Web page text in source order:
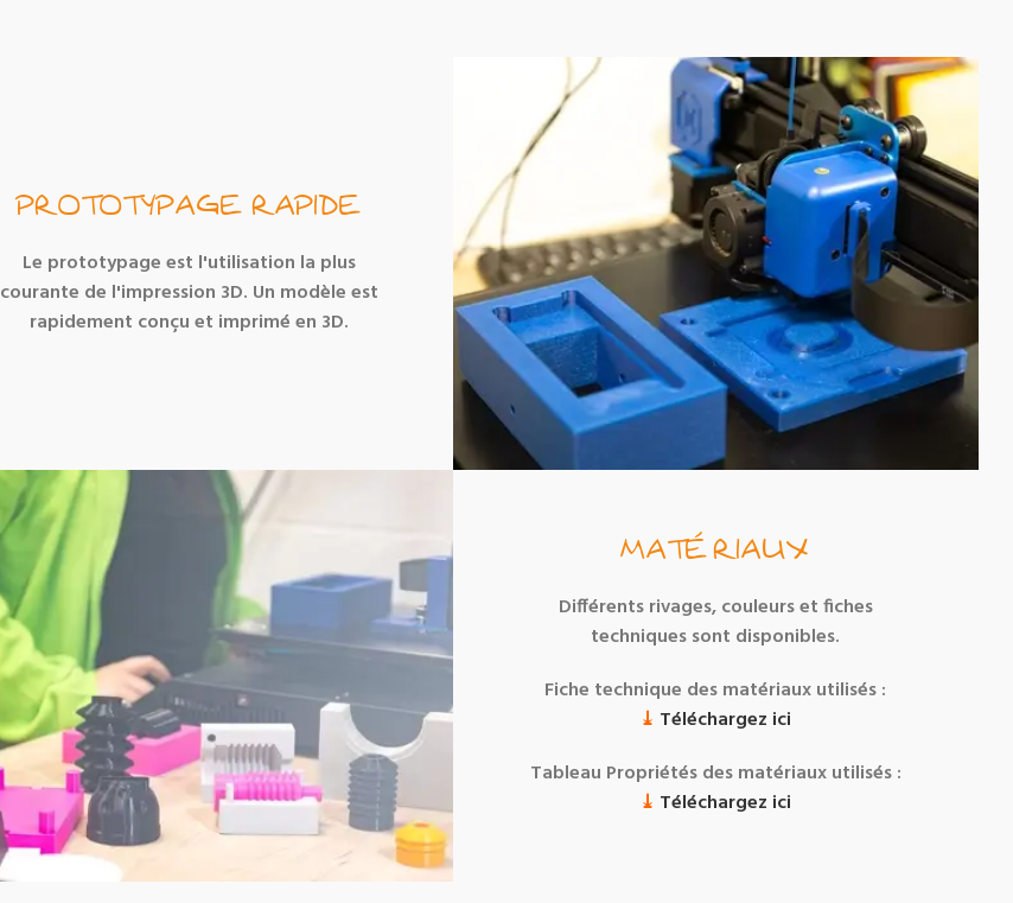
PROTOTYPAGE RAPIDE
Le prototypage est l'utilisation la plus
courante de l'impression 3D. Un modèle est
rapidement conçu et imprimé en 3D.
MATÉRIAUX
Différents rivages, couleurs et fiches
techniques sont disponibles.
Fiche technique des matériaux utilisés :
⤓ Téléchargez ici
Tableau Propriétés des matériaux utilisés :
⤓ Téléchargez ici